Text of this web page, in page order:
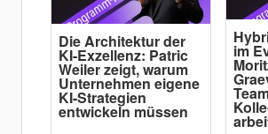
Die Architektur der
KI-Exzellenz: Patric
Weiler zeigt, warum
Unternehmen eigene
KI-Strategien
entwickeln müssen
im